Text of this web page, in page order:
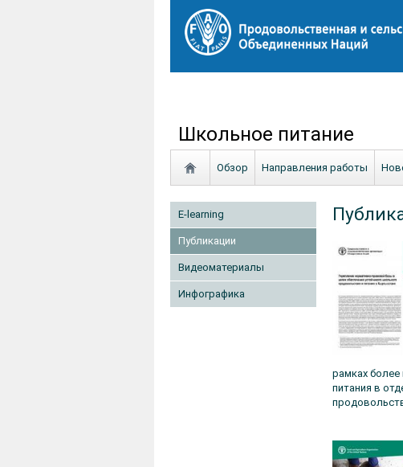
Школьное питание
Обзор Направления работы
E-learning
Публикации
Видеоматериалы
Инфографика
рамках более
питания в